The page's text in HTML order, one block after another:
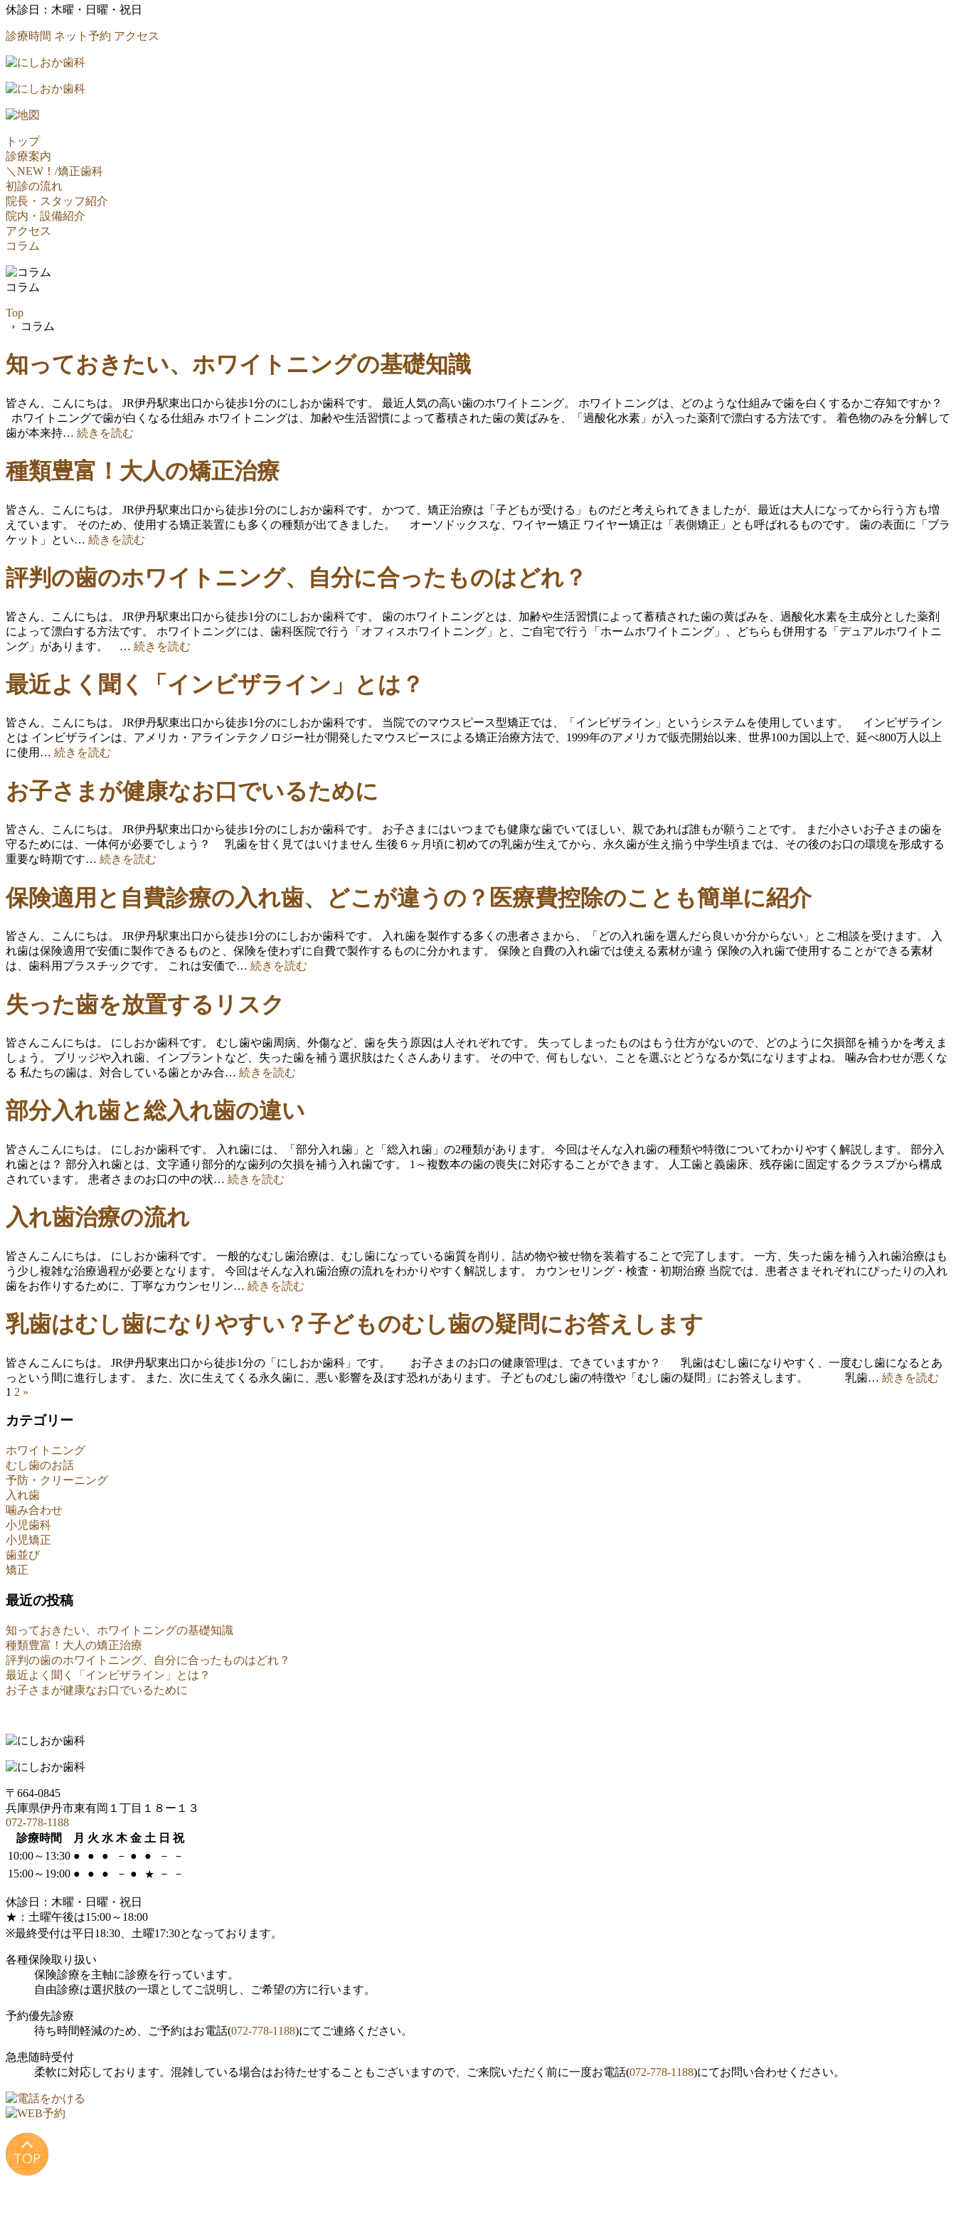
休診日：木曜・日曜・祝日
診療時間 ネット予約 アクセス
トップ
診療案内
＼NEW！/矯正歯科
初診の流れ
院長・スタッフ紹介
院内・設備紹介
アクセス
コラム
コラム
Top
› コラム
知っておきたい、ホワイトニングの基礎知識
皆さん、こんにちは。 JR伊丹駅東出口から徒歩1分のにしおか歯科です。 最近人気の高い歯のホワイトニング。 ホワイトニングは、どのような仕組みで歯を白くするかご存知ですか？
ホワイトニングで歯が白くなる仕組み ホワイトニングは、加齢や生活習慣によって蓄積された歯の黄ばみを、「過酸化水素」が入った薬剤で漂白する方法です。 着色物のみを分解して
歯が本来持… 続きを読む
種類豊富！大人の矯正治療
皆さん、こんにちは。 JR伊丹駅東出口から徒歩1分のにしおか歯科です。 かつて、矯正治療は「子どもが受ける」ものだと考えられてきましたが、最近は大人になってから行う方も増
えています。 そのため、使用する矯正装置にも多くの種類が出てきました。 オーソドックスな、ワイヤー矯正 ワイヤー矯正は「表側矯正」とも呼ばれるものです。 歯の表面に「ブラ
ケット」とい… 続きを読む
評判の歯のホワイトニング、自分に合ったものはどれ？
皆さん、こんにちは。 JR伊丹駅東出口から徒歩1分のにしおか歯科です。 歯のホワイトニングとは、加齢や生活習慣によって蓄積された歯の黄ばみを、過酸化水素を主成分とした薬剤
によって漂白する方法です。 ホワイトニングには、歯科医院で行う「オフィスホワイトニング」と、ご自宅で行う「ホームホワイトニング」、どちらも併用する「デュアルホワイトニ
ング」があります。 … 続きを読む
最近よく聞く「インビザライン」とは？
皆さん、こんにちは。 JR伊丹駅東出口から徒歩1分のにしおか歯科です。 当院でのマウスピース型矯正では、「インビザライン」というシステムを使用しています。 インビザライン
とは インビザラインは、アメリカ・アラインテクノロジー社が開発したマウスピースによる矯正治療方法で、1999年のアメリカで販売開始以来、世界100カ国以上で、延べ800万人以上
に使用… 続きを読む
お子さまが健康なお口でいるために
皆さん、こんにちは。 JR伊丹駅東出口から徒歩1分のにしおか歯科です。 お子さまにはいつまでも健康な歯でいてほしい、親であれば誰もが願うことです。 まだ小さいお子さまの歯を
守るためには、一体何が必要でしょう？ 乳歯を甘く見てはいけません 生後６ヶ月頃に初めての乳歯が生えてから、永久歯が生え揃う中学生頃までは、その後のお口の環境を形成する
重要な時期です… 続きを読む
保険適用と自費診療の入れ歯、どこが違うの？医療費控除のことも簡単に紹介
皆さん、こんにちは。 JR伊丹駅東出口から徒歩1分のにしおか歯科です。 入れ歯を製作する多くの患者さまから、「どの入れ歯を選んだら良いか分からない」とご相談を受けます。 入
れ歯は保険適用で安価に製作できるものと、保険を使わずに自費で製作するものに分かれます。 保険と自費の入れ歯では使える素材が違う 保険の入れ歯で使用することができる素材
は、歯科用プラスチックです。 これは安価で… 続きを読む
失った歯を放置するリスク
皆さんこんにちは。 にしおか歯科です。 むし歯や歯周病、外傷など、歯を失う原因は人それぞれです。 失ってしまったものはもう仕方がないので、どのように欠損部を補うかを考えま
しょう。 ブリッジや入れ歯、インプラントなど、失った歯を補う選択肢はたくさんあります。 その中で、何もしない、ことを選ぶとどうなるか気になりますよね。 噛み合わせが悪くな
る 私たちの歯は、対合している歯とかみ合… 続きを読む
部分入れ歯と総入れ歯の違い
皆さんこんにちは。 にしおか歯科です。 入れ歯には、「部分入れ歯」と「総入れ歯」の2種類があります。 今回はそんな入れ歯の種類や特徴についてわかりやすく解説します。 部分入
れ歯とは？ 部分入れ歯とは、文字通り部分的な歯列の欠損を補う入れ歯です。 1～複数本の歯の喪失に対応することができます。 人工歯と義歯床、残存歯に固定するクラスプから構成
されています。 患者さまのお口の中の状… 続きを読む
入れ歯治療の流れ
皆さんこんにちは。 にしおか歯科です。 一般的なむし歯治療は、むし歯になっている歯質を削り、詰め物や被せ物を装着することで完了します。 一方、失った歯を補う入れ歯治療はも
う少し複雑な治療過程が必要となります。 今回はそんな入れ歯治療の流れをわかりやすく解説します。 カウンセリング・検査・初期治療 当院では、患者さまそれぞれにぴったりの入れ
歯をお作りするために、丁寧なカウンセリン… 続きを読む
乳歯はむし歯になりやすい？子どものむし歯の疑問にお答えします
皆さんこんにちは。 JR伊丹駅東出口から徒歩1分の「にしおか歯科」です。 お子さまのお口の健康管理は、できていますか？ 乳歯はむし歯になりやすく、一度むし歯になるとあ
っという間に進行します。 また、次に生えてくる永久歯に、悪い影響を及ぼす恐れがあります。 子どものむし歯の特徴や「むし歯の疑問」にお答えします。 乳歯… 続きを読む
1 2 »
カテゴリー
ホワイトニング
むし歯のお話
予防・クリーニング
入れ歯
噛み合わせ
小児歯科
小児矯正
歯並び
矯正
最近の投稿
知っておきたい、ホワイトニングの基礎知識
種類豊富！大人の矯正治療
評判の歯のホワイトニング、自分に合ったものはどれ？
最近よく聞く「インビザライン」とは？
お子さまが健康なお口でいるために
〒664‐0845
兵庫県伊丹市東有岡１丁目１８ー１３
072-778-1188
診療時間
月 火 水 木 金 土 日 祝
10:00～13:30 ● ● ● － ● ● －
－
15:00～19:00 ● ● ● － ● ★ － －
休診日：木曜・日曜・祝日
★：土曜午後は15:00～18:00
※最終受付は平日18:30、土曜17:30となっております。
各種保険取り扱い
保険診療を主軸に診療を行っています。
自由診療は選択肢の一環としてご説明し、ご希望の方に行います。
予約優先診療
待ち時間軽減のため、ご予約はお電話(072-778-1188)にてご連絡ください。
急患随時受付
柔軟に対応しております。混雑している場合はお待たせすることもございますので、ご来院いただく前に一度お電話(072-778-1188)にてお問い合わせください。